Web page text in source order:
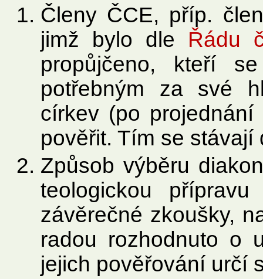
Členy ČCE, příp.
jimž bylo dle Řádu
propůjčeno, kteří
potřebným za své
církev (po
pověřit. Tím se
Způsob výběru
teologickou
závěrečné zkoušky,
radou rozhodnuto o
jejich pověřování určí